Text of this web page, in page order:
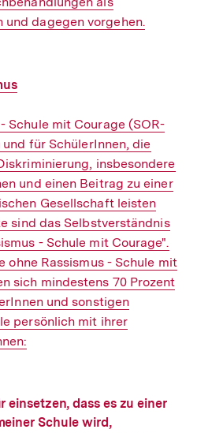
dagegen vorgehen.
Schule mit Courage (SOR-
für SchülerInnen, die
insbesondere
und einen Beitrag zu einer
Gesellschaft leisten
sind das Selbstverständnis
- Schule mit Courage".
ohne Rassismus - Schule mit
sich mindestens 70 Prozent
und sonstigen
persönlich mit ihrer
einsetzen, dass es zu einer
Schule wird,